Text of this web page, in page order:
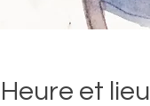
Heure et lieu